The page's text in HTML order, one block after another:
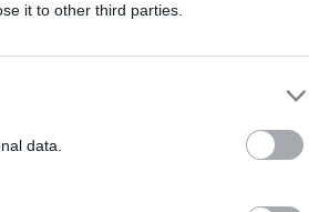
it to other third parties.
data.
φορώντας το πιο τολμηρό